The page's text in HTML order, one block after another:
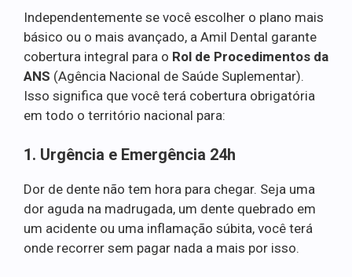
Independentemente se você escolher o plano mais
básico ou o mais avançado, a Amil Dental garante
cobertura integral para o Rol de Procedimentos da
ANS (Agência Nacional de Saúde Suplementar).
Isso significa que você terá cobertura obrigatória
em todo o território nacional para:
1. Urgência e Emergência 24h
Dor de dente não tem hora para chegar. Seja uma
dor aguda na madrugada, um dente quebrado em
um acidente ou uma inflamação súbita, você terá
onde recorrer sem pagar nada a mais por isso.